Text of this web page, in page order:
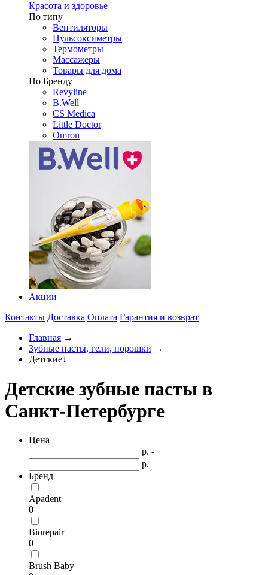
Красота и здоровье
По типу
Вентиляторы
Пульсоксиметры
Термометры
Массажеры
Товары для дома
По Бренду
Revyline
B.Well
CS Medica
Little Doctor
Omron
Акции
Контакты Доставка Оплата Гарантия и возврат
Главная →
Зубные пасты, гели, порошки →
Детские↓
Детские зубные пасты в
Санкт-Петербурге
Цена
р. -
р.
Бренд
Apadent
0
Biorepair
0
Brush Baby